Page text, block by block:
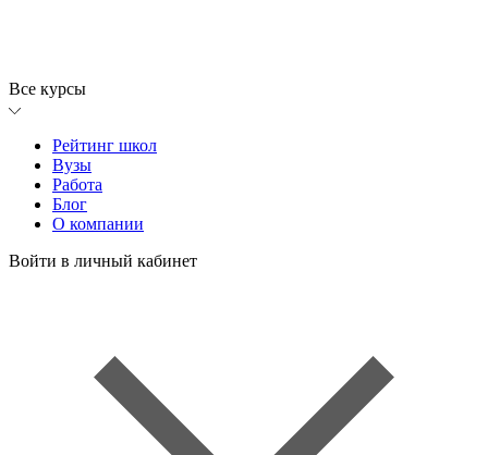
Все курсы
Рейтинг школ
Вузы
Работа
Блог
О компании
Войти в личный кабинет